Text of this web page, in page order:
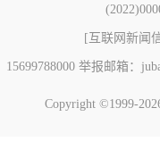
[ 互联网新闻
举报邮箱：
Copyright ©1999-